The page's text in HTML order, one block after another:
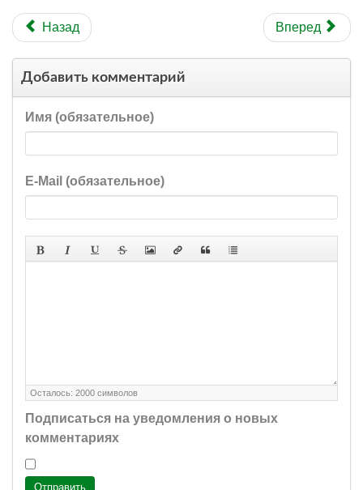
Назад Вперед
Добавить комментарий
Имя (обязательное)
E-Mail (обязательное)
Осталось: 2000 символов
Подписаться на уведомления о новых
комментариях
Отправить